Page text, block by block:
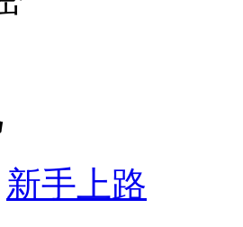
新手上路